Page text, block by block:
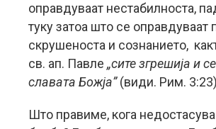
оправдуваат нестабилноста,
туку затоа што се оправдуваат
скрушеноста и сознанието,
св. ап. Павле „сите згрешија и
славата Божја”(види. Рим.
Што правиме, кога